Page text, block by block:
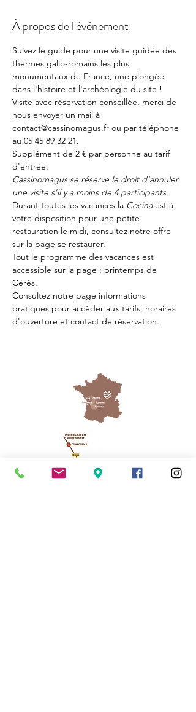
À propos de l'événement
Suivez le guide pour une visite guidée des
thermes gallo-romains les plus
monumentaux de France, une plongée
dans l'histoire et l'archéologie du site !
Visite avec réservation conseillée, merci de
nous envoyer un mail à
contact@cassinomagus.fr ou par téléphone
au 05 45 89 32 21.
Supplément de 2 € par personne au tarif
d'entrée.
Cassinomagus se réserve le droit d'annuler
une visite s'il y a moins de 4 participants.
Durant toutes les vacances la Cocina est à
votre disposition pour une petite
restauration le midi, consultez notre offre
sur la page se restaurer.
Tout le programme des vacances est
accessible sur la page : printemps de
Cérès.
Consultez notre page informations
pratiques pour accèder aux tarifs, horaires
d'ouverture et contact de réservation.